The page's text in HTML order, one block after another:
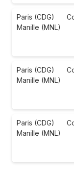
Paris (CDG)
Manille (MNL)
Paris (CDG)
Manille (MNL)
Paris (CDG)
Manille (MNL)